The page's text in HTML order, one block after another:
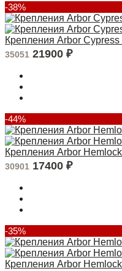
-38%
Крепления Arbor
35051 21900 ₽
-44%
Крепления Arbor
30901 17400 ₽
-35%
Крепления Arbor